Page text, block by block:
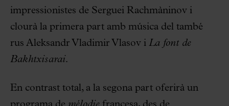
impressionistes de Serguei Rachmàninov i
clourà la primera part amb música del també
rus Aleksandr Vladimir Vlasov i La font de
Bakhtxisarai.
En contrast total, a la segona part oferirà un